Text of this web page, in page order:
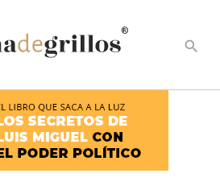
®
search